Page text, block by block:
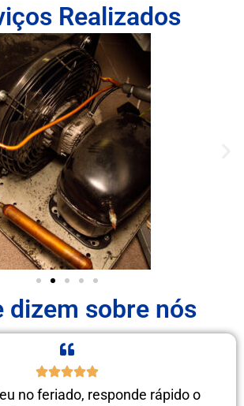
Realizados
dizem sobre nós
no feriado, responde rápido o